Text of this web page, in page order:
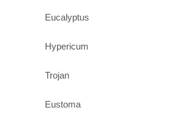
Eucalyptus
Hypericum
Trojan
Eustoma